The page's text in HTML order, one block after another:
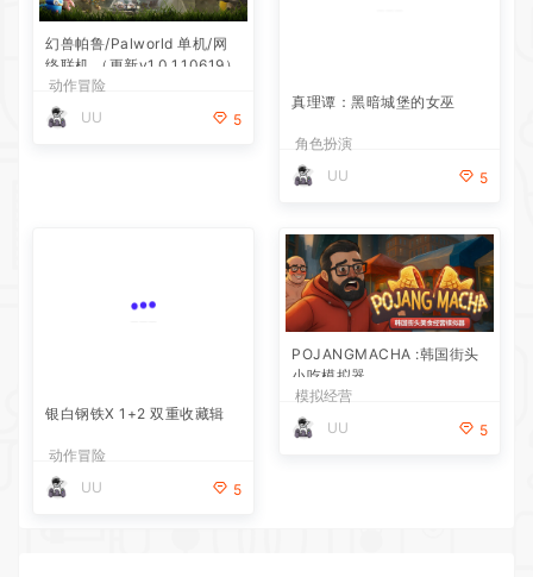
幻兽帕鲁/Palworld 单机/网
络联机 （更新v1.0.1.10619）
动作冒险
UU
5
POJANGMACHA :韩国街头
小吃模拟器
模拟经营
UU
猜你喜欢